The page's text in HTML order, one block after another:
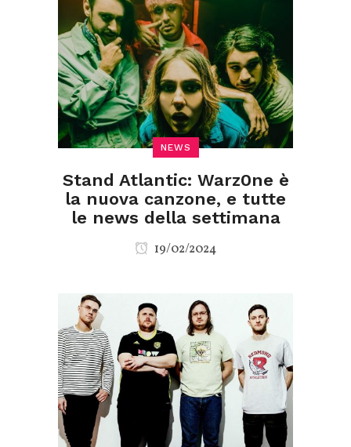
NEWS
Stand Atlantic: Warz0ne è
la nuova canzone, e tutte
le news della settimana
19/02/2024